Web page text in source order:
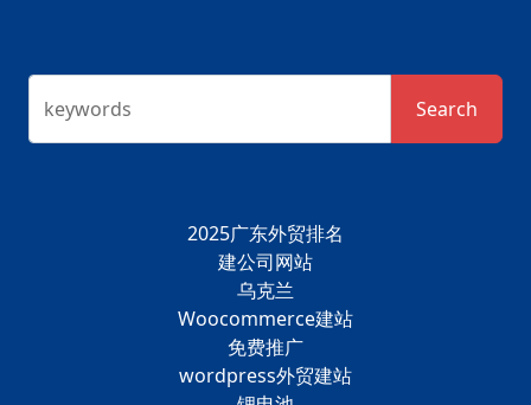
keywords Search
2025广东外贸排名
建公司网站
乌克兰
Woocommerce建站
免费推广
wordpress外贸建站